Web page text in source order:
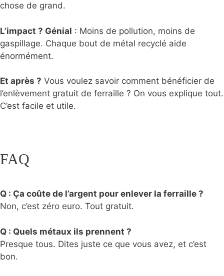
chose de grand.
L’impact ? Génial : Moins de pollution, moins de
gaspillage. Chaque bout de métal recyclé aide
énormément.
Et après ? Vous voulez savoir comment bénéficier de
l’enlèvement gratuit de ferraille ? On vous explique tout.
C’est facile et utile.
FAQ
Q : Ça coûte de l’argent pour enlever la ferraille ?
Non, c’est zéro euro. Tout gratuit.
Q : Quels métaux ils prennent ?
Presque tous. Dites juste ce que vous avez, et c’est
bon.